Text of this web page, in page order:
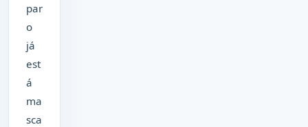
par
o
já
est
á
ma
sca